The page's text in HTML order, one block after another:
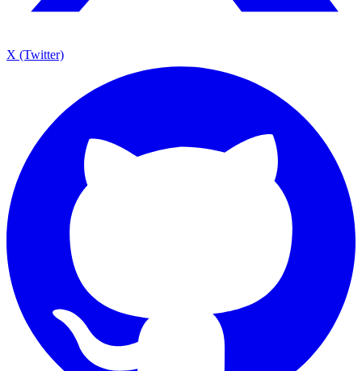
X (Twitter)